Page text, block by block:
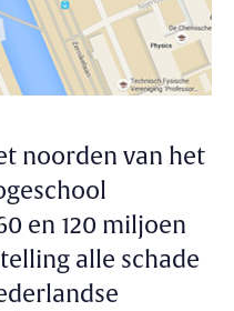
noorden van het
en 120 miljoen
alle schade